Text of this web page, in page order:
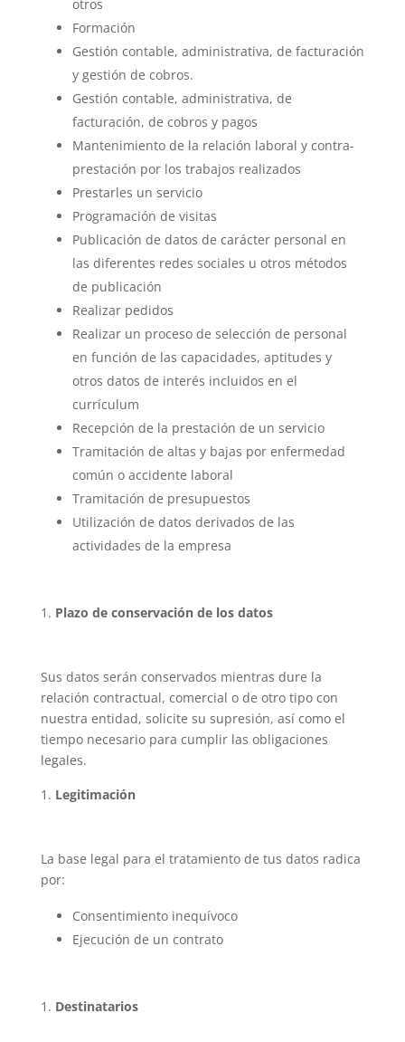
otros
Formación
Gestión contable, administrativa, de facturación
y gestión de cobros.
Gestión contable, administrativa, de
facturación, de cobros y pagos
Mantenimiento de la relación laboral y contra-
prestación por los trabajos realizados
Prestarles un servicio
Programación de visitas
Publicación de datos de carácter personal en
las diferentes redes sociales u otros métodos
de publicación
Realizar pedidos
Realizar un proceso de selección de personal
en función de las capacidades, aptitudes y
otros datos de interés incluidos en el
currículum
Recepción de la prestación de un servicio
Tramitación de altas y bajas por enfermedad
común o accidente laboral
Tramitación de presupuestos
Utilización de datos derivados de las
actividades de la empresa
Plazo de conservación de los datos
Sus datos serán conservados mientras dure la
relación contractual, comercial o de otro tipo con
nuestra entidad, solicite su supresión, así como el
tiempo necesario para cumplir las obligaciones
legales.
Legitimación
La base legal para el tratamiento de tus datos radica
por:
Consentimiento inequívoco
Ejecución de un contrato
Destinatarios